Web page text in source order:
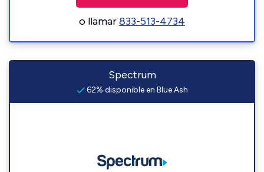
o llamar833-513-4734
Spectrum
62% disponible en Blue Ash